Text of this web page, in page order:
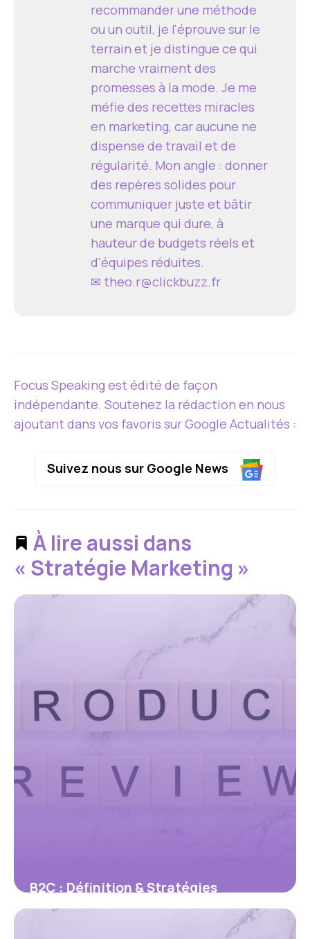
recommander une méthode
ou un outil, je l'éprouve sur le
terrain et je distingue ce qui
marche vraiment des
promesses à la mode. Je me
méfie des recettes miracles
en marketing, car aucune ne
dispense de travail et de
régularité. Mon angle : donner
des repères solides pour
communiquer juste et bâtir
une marque qui dure, à
hauteur de budgets réels et
d'équipes réduites.
✉ theo.r@clickbuzz.fr
Focus Speaking est édité de façon
indépendante. Soutenez la rédaction en nous
ajoutant dans vos favoris sur Google Actualités :
Suivez nous sur Google News
À lire aussi dans
« Stratégie Marketing »
B2C : Définition & Stratégies
Marketing 2026